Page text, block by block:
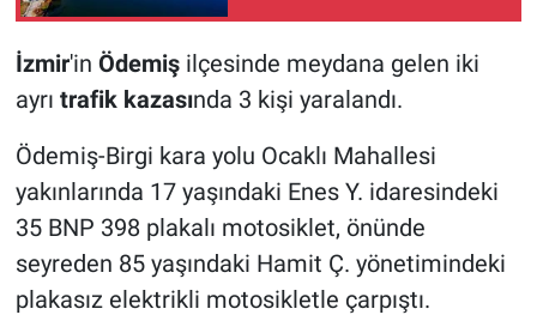
İzmir'in Ödemişilçesinde meydana gelen iki
ayrı trafik kazasında 3 kişi yaralandı.
Ödemiş-Birgi kara yolu Ocaklı Mahallesi
yakınlarında 17 yaşındaki Enes Y. idaresindeki
35 BNP 398 plakalı motosiklet, önünde
seyreden 85 yaşındaki Hamit Ç. yönetimindeki
plakasız elektrikli motosikletle çarpıştı.